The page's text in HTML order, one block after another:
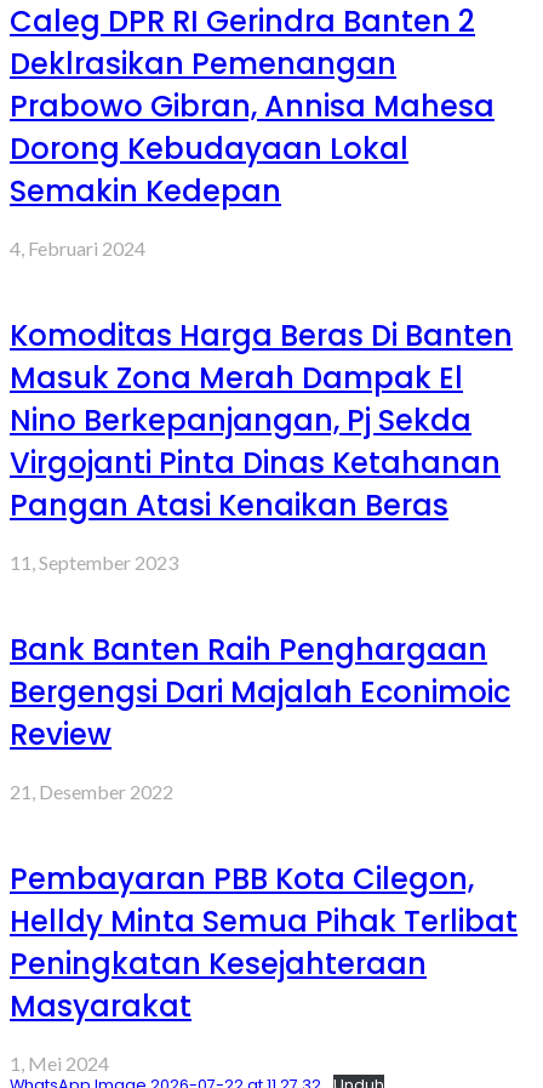
Caleg DPR RI Gerindra Banten 2
Deklrasikan Pemenangan
Prabowo Gibran, Annisa Mahesa
Dorong Kebudayaan Lokal
Semakin Kedepan
4, Februari 2024
Komoditas Harga Beras Di Banten
Masuk Zona Merah Dampak El
Nino Berkepanjangan, Pj Sekda
Virgojanti Pinta Dinas Ketahanan
Pangan Atasi Kenaikan Beras
11, September 2023
Bank Banten Raih Penghargaan
Bergengsi Dari Majalah Econimoic
Review
21, Desember 2022
Pembayaran PBB Kota Cilegon,
Helldy Minta Semua Pihak Terlibat
Peningkatan Kesejahteraan
Masyarakat
1, Mei 2024